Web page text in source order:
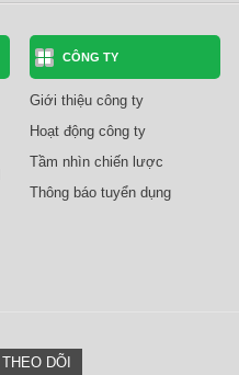
CÔNG TY
Giới thiệu công ty
Hoạt động công ty
Tầm nhìn chiến lược
Thông báo tuyển dụng